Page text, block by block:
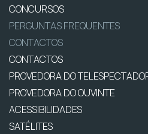
CONCURSOS
PERGUNTAS FREQUENTES
CONTACTOS
CONTACTOS
PROVEDORA DO
PROVEDORA DO OUVINTE
ACESSIBILIDADES
SATÉLITES